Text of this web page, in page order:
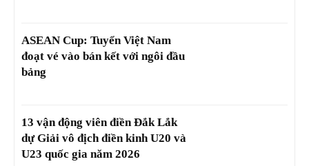
ASEAN Cup: Tuyển Việt Nam
đoạt vé vào bán kết với ngôi đầu
bảng
13 vận động viên điền Đắk Lắk
dự Giải vô địch điền kinh U20 và
U23 quốc gia năm 2026